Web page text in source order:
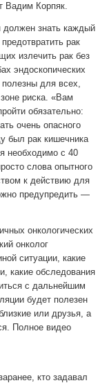
Вадим Корпяк.
должен знать каждый
рак
излечить рак без
эндоскопических
для всех,
риска. «Вам
обязательно:
очень опасного
был рак кишечника
необходимо с 40
слова опытного
к действию для
предупредить —
онкологических
онколог
ситуации, какие
какие обследования
с дальнейшим
будет полезен
или друзья, а
Полное видео
кто задавал